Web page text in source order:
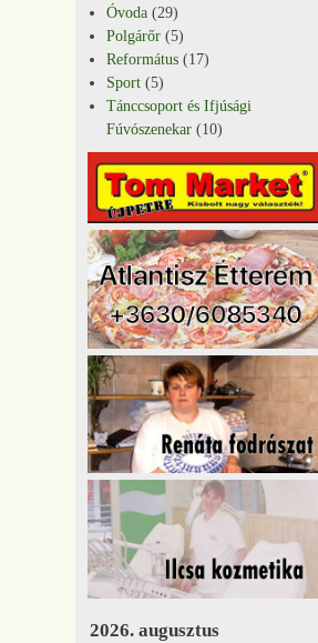
Óvoda (29)
Polgárőr (5)
Református (17)
Sport (5)
Tánccsoport és Ifjúsági
Fúvószenekar (10)
2026. augusztus